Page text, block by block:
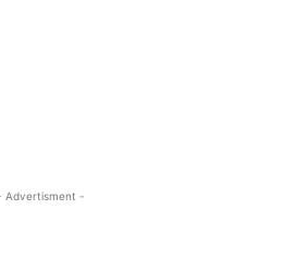
Advertisment -